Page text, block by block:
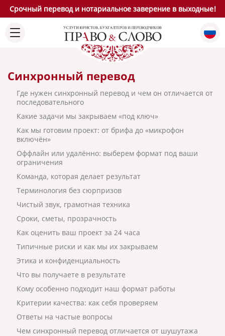
Срочный перевод и нотариальное заверение в выходные!
Синхронный перевод
Где нужен синхронный перевод и чем он отличается от
последовательного
Какие задачи мы закрываем «под ключ»
Как мы готовим проект: от брифа до «микрофон
включён»
Оффлайн или удалённо: выберем формат под ваши
ограничения
Команда, которая делает результат
Терминология без сюрпризов
Чистый звук, грамотная техника
Сроки, сметы, прозрачность
Как оценить ваш проект за 24 часа
Типичные риски и как мы их закрываем
Этика и конфиденциальность
Что вы получаете в результате
Кому особенно подходит наш формат работы
Критерии качества: как себя проверяем
Ответы на частые вопросы
Чем синхронный перевод отличается от шушутажa